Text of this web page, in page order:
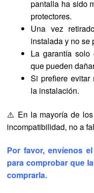
pantalla ha sido
protectores.
Una vez
instalada y no se
La garantía solo
que pueden
Si prefiere evitar
la instalación.
⚠️ En la mayoría de los
incompatibilidad, no a
Por favor, envíenos
para comprobar que
comprarla.